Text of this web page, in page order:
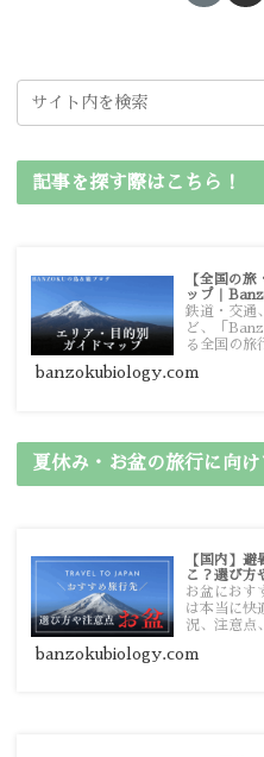
記事を探す際はこちら！
【全国の
ップ｜
鉄道・交通
ど、「
る全国の旅
ガイドマッ
banzokubiology.com
夏休み・お盆の旅行に向け
【国内】
こ？選び方
お盆におす
は本当に快
況、注意点
す。
banzokubiology.com